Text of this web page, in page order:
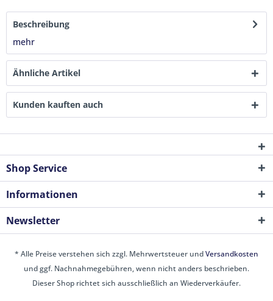
Beschreibung
mehr
Ähnliche Artikel
Kunden kauften auch
Shop Service
Informationen
Newsletter
* Alle Preise verstehen sich zzgl. Mehrwertsteuer undVersandkosten
und ggf. Nachnahmegebühren, wenn nicht anders beschrieben.
Dieser Shop richtet sich ausschließlich an Wiederverkäufer.